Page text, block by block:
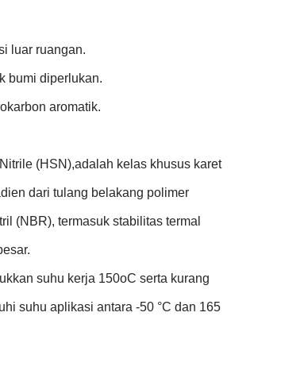
luar ruangan.
bumi diperlukan.
aromatik.
(HSN),adalah kelas khusus karet
dari tulang belakang polimer
(NBR), termasuk stabilitas termal
suhu kerja 150oC serta kurang
suhu aplikasi antara -50 °C dan 165